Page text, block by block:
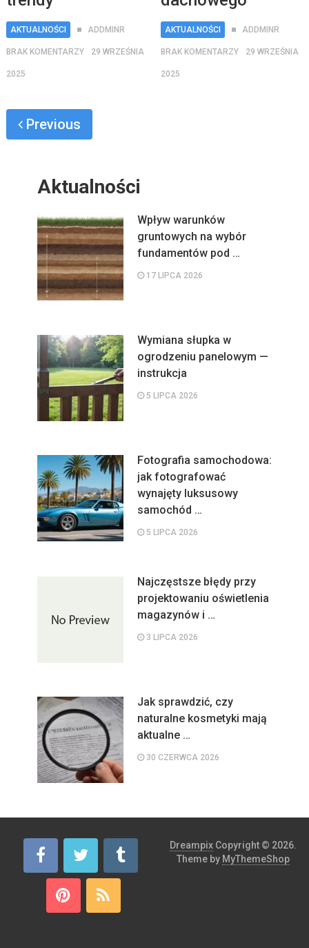
AKTUALNOŚCI ADDMINR
BRAK KOMENTARZY 29 WRZEŚNIA
2025
AKTUALNOŚCI ADDMINR
BRAK KOMENTARZY 29 WRZEŚNIA
2025
Previous
Aktualności
Wpływ warunków
gruntowych na wybór
fundamentów pod …
17 LIPCA 2026
Wymiana słupka w
ogrodzeniu panelowym —
instrukcja
5 LIPCA 2026
Fotografia samochodowa:
jak fotografować
wynajęty luksusowy
samochód …
5 LIPCA 2026
Najczęstsze błędy przy
projektowaniu oświetlenia
magazynów i …
3 LIPCA 2026
Jak sprawdzić, czy
naturalne kosmetyki mają
aktualne …
30 CZERWCA 2026
Dreampix Copyright © 2026.
Theme by MyThemeShop